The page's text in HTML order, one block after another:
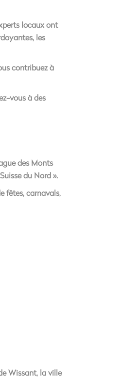
locaux ont
les
contribuez à
vous à des
des Monts
du Nord ».
fêtes, carnavals,
Wissant, la ville